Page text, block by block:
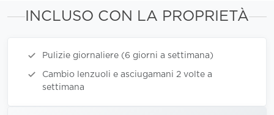
INCLUSO CON LA PROPRIETÀ
Pulizie giornaliere (6 giorni a settimana)
Cambio lenzuoli e asciugamani 2 volte a
settimana